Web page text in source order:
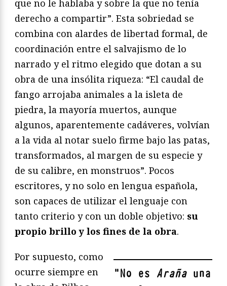
que no le hablaba y sobre la que no tenía
derecho a compartir”. Esta sobriedad se
combina con alardes de libertad formal, de
coordinación entre el salvajismo de lo
narrado y el ritmo elegido que dotan a su
obra de una insólita riqueza: “El caudal de
fango arrojaba animales a la isleta de
piedra, la mayoría muertos, aunque
algunos, aparentemente cadáveres, volvían
a la vida al notar suelo firme bajo las patas,
transformados, al margen de su especie y
de su calibre, en monstruos”. Pocos
escritores, y no solo en lengua española,
son capaces de utilizar el lenguaje con
tanto criterio y con un doble objetivo: su
propio brillo y los fines de la obra.
"No es Arañauna
Por supuesto, como
ocurre siempre en